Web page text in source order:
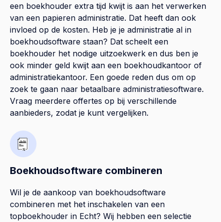
een boekhouder extra tijd kwijt is aan het verwerken
van een papieren administratie. Dat heeft dan ook
invloed op de kosten. Heb je je administratie al in
boekhoudsoftware staan? Dat scheelt een
boekhouder het nodige uitzoekwerk en dus ben je
ook minder geld kwijt aan een boekhoudkantoor of
administratiekantoor. Een goede reden dus om op
zoek te gaan naar betaalbare administratiesoftware.
Vraag meerdere offertes op bij verschillende
aanbieders, zodat je kunt vergelijken.
Boekhoudsoftware combineren
Wil je de aankoop van boekhoudsoftware
combineren met het inschakelen van een
topboekhouder in Echt? Wij hebben een selectie